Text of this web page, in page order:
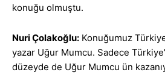
konuğu olmuştu.
Nuri Çolakoğlu: Konuğumuz
yazar Uğur Mumcu. Sadece
düzeyde de Uğur Mumcu ün